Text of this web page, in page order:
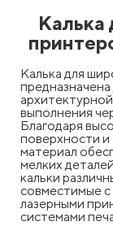
Калька для
выполнения
Благодаря
поверхности и
материал
мелких
кальки
совместимые
лазерными
системами